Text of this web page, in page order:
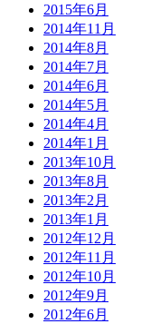
2015年6月
2014年11月
2014年8月
2014年7月
2014年6月
2014年5月
2014年4月
2014年1月
2013年10月
2013年8月
2013年2月
2013年1月
2012年12月
2012年11月
2012年10月
2012年9月
2012年6月